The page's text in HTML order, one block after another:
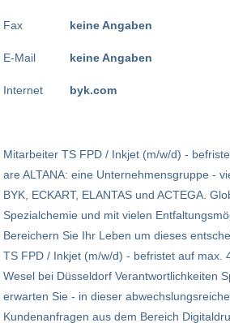
Fax
E-Mail
Internet
keine Angaben
keine Angaben
byk.com
Mitarbeiter TS FPD / Inkjet (m/w/d) -
are ALTANA: eine Unternehmensgruppe -
BYK, ECKART, ELANTAS und ACTEGA.
Spezialchemie und mit vielen
Bereichern Sie Ihr Leben um dieses
TS FPD / Inkjet (m/w/d) - befristet auf max.
Wesel bei Düsseldorf Verantwortlichkeiten
erwarten Sie - in dieser
Kundenanfragen aus dem Bereich